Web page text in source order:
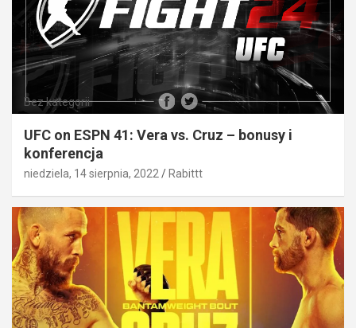
Bez kategorii
UFC on ESPN 41: Vera vs. Cruz – bonusy i
konferencja
niedziela, 14 sierpnia, 2022 Rabittt